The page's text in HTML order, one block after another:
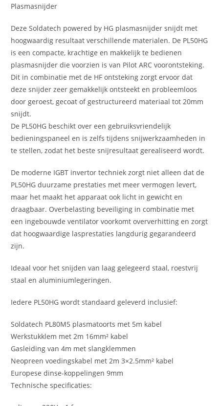
Plasmasnijder
Deze Soldatech powered by HG plasmasnijder snijdt met
hoogwaardig resultaat verschillende materialen. De PL50HG
is een compacte, krachtige en makkelijk te bedienen
plasmasnijder die voorzien is van Pilot ARC voorontsteking.
Dit in combinatie met de HF ontsteking zorgt ervoor dat
deze snijder zeer gemakkelijk ontsteekt en probleemloos
door geroest, gecoat of gestructureerd materiaal tot 20mm
snijdt.
De PL50HG beschikt over een gebruiksvriendelijk
bedieningspaneel en is zelfs tijdens snijwerkzaamheden in
te stellen, zodat het beste snijresultaat gerealiseerd wordt.
De moderne IGBT invertor techniek zorgt niet alleen dat de
PL50HG duurzame prestaties met meer vermogen levert,
maar het maakt het apparaat ook licht in gewicht en
draagbaar. Overbelasting beveiliging in combinatie met
een ingebouwde ventilator voorkomt oververhitting en zorgt
dat hoogwaardige lasprestaties langdurig gegarandeerd
zijn.
Ideaal voor het snijden van laag gelegeerd staal, roestvrij
staal en aluminiumlegeringen.
Iedere PL50HG wordt standaard geleverd inclusief:
Soldatech PL80M5 plasmatoorts met 5m kabel
Werkstukklem met 2m 16mm² kabel
Gasleiding van 4m met slangklemmen
Neopreen voedingskabel met 2m 3×2.5mm² kabel
Europese dinse-koppelingen 9mm
Technische specificaties: